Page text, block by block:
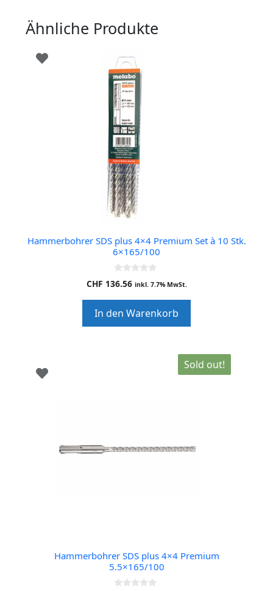
Ähnliche Produkte
Hammerbohrer SDS plus 4×4 Premium Set à 10 Stk.
6×165/100
0
o
o
f
5
CHF 136.56 inkl. 7.7% MwSt.
In den Warenkorb
Sold out!
Hammerbohrer SDS plus 4×4 Premium
5.5×165/100